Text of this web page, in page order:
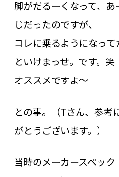
脚がだるーくなって、
じだったのですが、
コレに乗るようになっ
といけまっせ。です。笑
オススメですよ～
との事。（Tさん、参考
がとうございます。）
当時のメーカースペッ